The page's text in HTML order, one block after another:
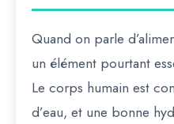
Quand on parle
un élément pourtant
Le corps humain est
d’eau, et une bonne